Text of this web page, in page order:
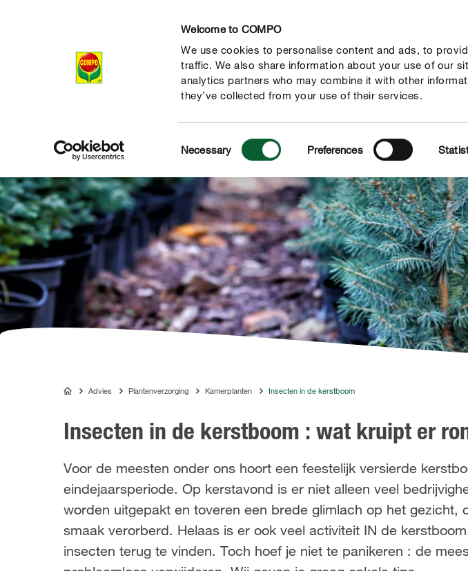
Welcome to COMPO
We use cookies to personalise content and ads, to
traffic. We also share information about your use of our
analytics partners who may combine it with other
they’ve collected from your use of their services.
Selection
Necessary Preferences
Producten Advies Thema's
natuur
Tot je
COMPOAdvies Plantenverzorging Kamerplanten Insecten in de kerstboom
Insecten in de kerstboom : wat kruipt er
Voor de meesten onder ons hoort een feestelijk versierde
eindejaarsperiode. Op kerstavond is er niet alleen veel
worden uitgepakt en toveren een brede glimlach op het gezicht,
smaak verorberd. Helaas is er ook veel activiteit IN de
insecten terug te vinden. Toch hoef je niet te panikeren : de